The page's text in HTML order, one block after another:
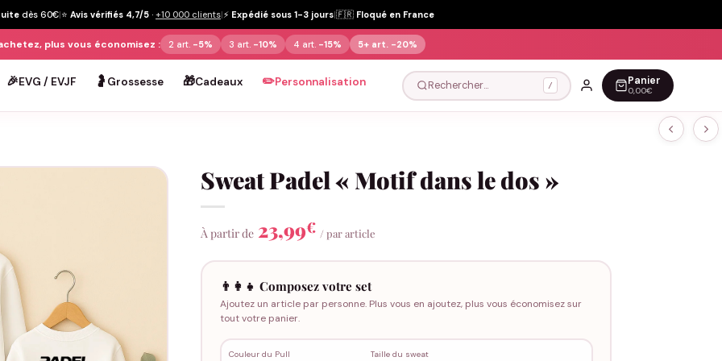
dès 60€|⭐ Avis vérifiés 4,7/5 · +10 000 clients|⚡ Expédié sous 1-3 jours|🇫🇷 Floqué en France
plus vous économisez : 2 art. -5% 3 art. -10% 4 art. -15% 5+ art. -20%
🎉EVG / EVJF 🤰 Grossesse 🎁Cadeaux ✏️Personnalisation Rechercher… / Panier
0,00€
Sweat Padel « Motif dans le dos »
À partir de 23,99€ / par article
👨‍👩‍👧 Composez votre set
Ajoutez un article par personne. Plus vous en ajoutez, plus vous économisez sur
tout votre panier.
Couleur du Pull Taille du sweat